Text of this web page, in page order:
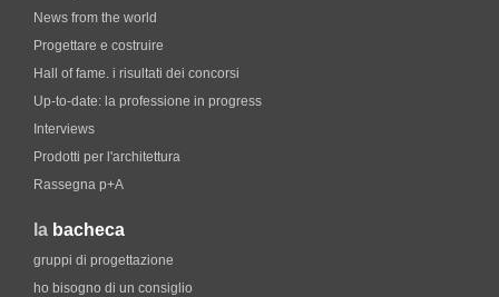
News from the world
Progettare e costruire
Hall of fame. i risultati dei concorsi
Up-to-date: la professione in progress
Interviews
Prodotti per l'architettura
Rassegna p+A
la bacheca
gruppi di progettazione
ho bisogno di un consiglio